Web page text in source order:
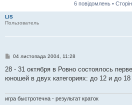
6 повідомлень •
LIS
Пользователь
П
в
д
л
04 листопада 2004, 11:28
28 - 31 октября в Ровно состоялось
юношей в двух категориях: до 12 и до 18
игра быстротечна - результат краток